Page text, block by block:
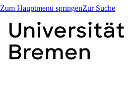
Zum Hauptmenü springenZur Suche